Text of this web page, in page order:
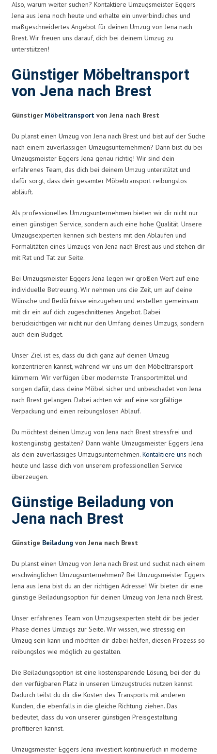
Also, warum weiter suchen? Kontaktiere Umzugsmeister Eggers
Jena aus Jena noch heute und erhalte ein unverbindliches und
maßgeschneidertes Angebot für deinen Umzug von Jena nach
Brest. Wir freuen uns darauf, dich bei deinem Umzug zu
unterstützen!
Günstiger Möbeltransport
von Jena nach Brest
Günstiger Möbeltransport von Jena nach Brest
Du planst einen Umzug von Jena nach Brest und bist auf der Suche
nach einem zuverlässigen Umzugsunternehmen? Dann bist du bei
Umzugsmeister Eggers Jena genau richtig! Wir sind dein
erfahrenes Team, das dich bei deinem Umzug unterstützt und
dafür sorgt, dass dein gesamter Möbeltransport reibungslos
abläuft.
Als professionelles Umzugsunternehmen bieten wir dir nicht nur
einen günstigen Service, sondern auch eine hohe Qualität. Unsere
Umzugsexperten kennen sich bestens mit den Abläufen und
Formalitäten eines Umzugs von Jena nach Brest aus und stehen dir
mit Rat und Tat zur Seite.
Bei Umzugsmeister Eggers Jena legen wir großen Wert auf eine
individuelle Betreuung. Wir nehmen uns die Zeit, um auf deine
Wünsche und Bedürfnisse einzugehen und erstellen gemeinsam
mit dir ein auf dich zugeschnittenes Angebot. Dabei
berücksichtigen wir nicht nur den Umfang deines Umzugs, sondern
auch dein Budget.
Unser Ziel ist es, dass du dich ganz auf deinen Umzug
konzentrieren kannst, während wir uns um den Möbeltransport
kümmern. Wir verfügen über modernste Transportmittel und
sorgen dafür, dass deine Möbel sicher und unbeschadet von Jena
nach Brest gelangen. Dabei achten wir auf eine sorgfältige
Verpackung und einen reibungslosen Ablauf.
Du möchtest deinen Umzug von Jena nach Brest stressfrei und
kostengünstig gestalten? Dann wähle Umzugsmeister Eggers Jena
als dein zuverlässiges Umzugsunternehmen. Kontaktiere uns noch
heute und lasse dich von unserem professionellen Service
überzeugen.
Günstige Beiladung von
Jena nach Brest
Günstige Beiladung von Jena nach Brest
Du planst einen Umzug von Jena nach Brest und suchst nach einem
erschwinglichen Umzugsunternehmen? Bei Umzugsmeister Eggers
Jena aus Jena bist du an der richtigen Adresse! Wir bieten dir eine
günstige Beiladungsoption für deinen Umzug von Jena nach Brest.
Unser erfahrenes Team von Umzugsexperten steht dir bei jeder
Phase deines Umzugs zur Seite. Wir wissen, wie stressig ein
Umzug sein kann und möchten dir dabei helfen, diesen Prozess so
reibungslos wie möglich zu gestalten.
Die Beiladungsoption ist eine kostensparende Lösung, bei der du
den verfügbaren Platz in unseren Umzugstrucks nutzen kannst.
Dadurch teilst du dir die Kosten des Transports mit anderen
Kunden, die ebenfalls in die gleiche Richtung ziehen. Das
bedeutet, dass du von unserer günstigen Preisgestaltung
profitieren kannst.
Umzugsmeister Eggers Jena investiert kontinuierlich in moderne